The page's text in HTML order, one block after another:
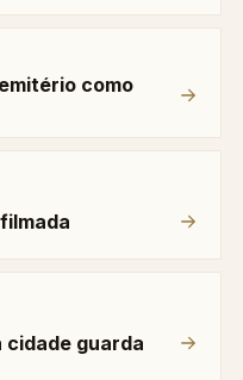
como
cidade guarda